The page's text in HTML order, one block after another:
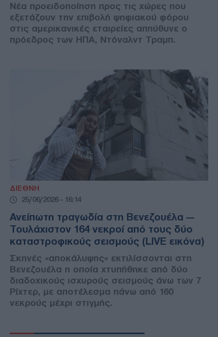
Νέα προειδοποίηση προς τις χώρες που
εξετάζουν την επιβολή ψηφιακού φόρου
στις αμερικανικές εταιρείες απηύθυνε ο
πρόεδρος των ΗΠΑ, Ντόναλντ Τραμπ.
ΔΙΕΘΝΗ
25/06/2026 - 16:14
Ανείπωτη τραγωδία στη Βενεζουέλα —
Τουλάχιστον 164 νεκροί από τους δύο
καταστροφικούς σεισμούς (LIVE εικόνα)
Σκηνές «αποκάλυψης» εκτιλίσσονται στη
Βενεζουέλα η οποία χτυπήθηκε από δύο
διαδοχικούς ισχυρούς σεισμούς άνω των 7
Ρίχτερ, με αποτέλεσμα πάνω από 160
νεκρούς μέχρι στιγμής.